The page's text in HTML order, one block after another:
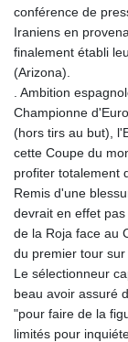
conférence de
Iraniens en
finalement établi
(Arizona).
. Ambition
Championne
(hors tirs au but),
cette Coupe du
profiter totalement
Remis d'une
devrait en effet
de la Roja face au
du premier tour sur
Le sélectionneur
beau avoir assuré
"pour faire de la
limités pour